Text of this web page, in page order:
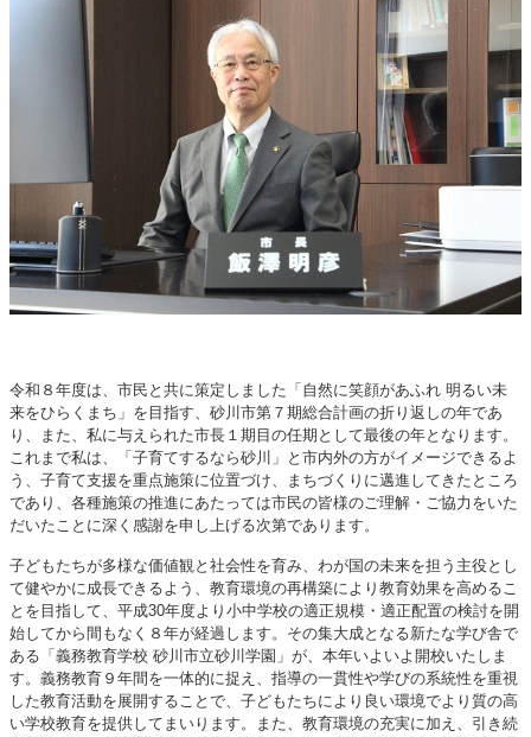
令和８年度は、市民と共に策定しました「自然に笑顔があふれ 明るい未
来をひらくまち」を目指す、砂川市第７期総合計画の折り返しの年であ
り、また、私に与えられた市長１期目の任期として最後の年となります。
これまで私は、「子育てするなら砂川」と市内外の方がイメージできるよ
う、子育て支援を重点施策に位置づけ、まちづくりに邁進してきたところ
であり、各種施策の推進にあたっては市民の皆様のご理解・ご協力をいた
だいたことに深く感謝を申し上げる次第であります。
子どもたちが多様な価値観と社会性を育み、わが国の未来を担う主役とし
て健やかに成長できるよう、教育環境の再構築により教育効果を高めるこ
とを目指して、平成30年度より小中学校の適正規模・適正配置の検討を開
始してから間もなく８年が経過します。その集大成となる新たな学び舎で
ある「義務教育学校 砂川市立砂川学園」が、本年いよいよ開校いたしま
す。義務教育９年間を一体的に捉え、指導の一貫性や学びの系統性を重視
した教育活動を展開することで、子どもたちにより良い環境でより質の高
い学校教育を提供してまいります。また、教育環境の充実に加え、引き続